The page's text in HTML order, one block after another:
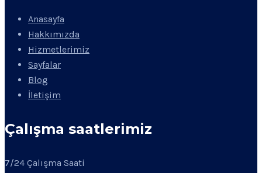
Anasayfa
Hakkımızda
Hizmetlerimiz
Sayfalar
Blog
İletişim
Çalışma saatlerimiz
7/24 Çalışma Saati